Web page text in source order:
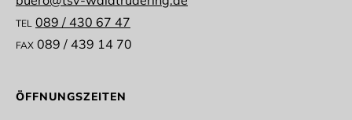
TEL 089 / 430 67 47
FAX 089 / 439 14 70
ÖFFNUNGSZEITEN